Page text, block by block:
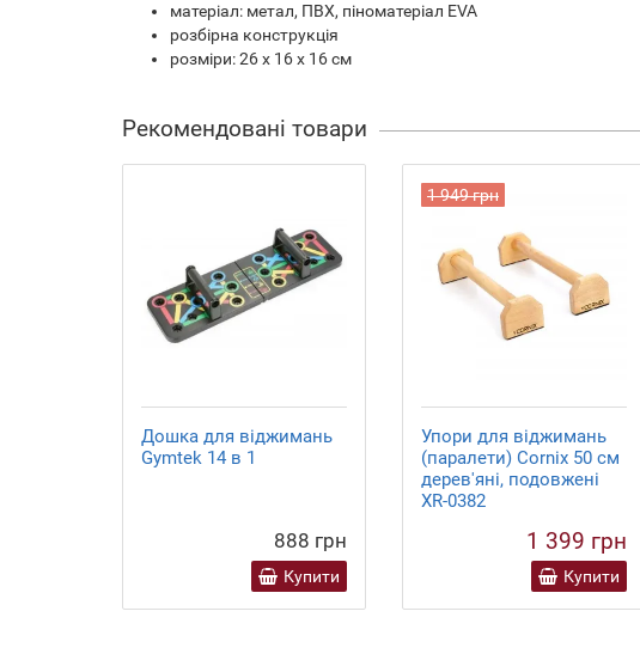
матеріал: метал, ПВХ, піноматеріал EVA
розбірна конструкція
розміри: 26 x 16 x 16 см
Рекомендовані товари
Дошка для віджимань
Gymtek 14 в 1
888 грн
Купити
1 949 грн
Упори для віджимань
(паралети) Cornix 50 см
дерев'яні, подовжені
XR-0382
1 399 грн
Купити